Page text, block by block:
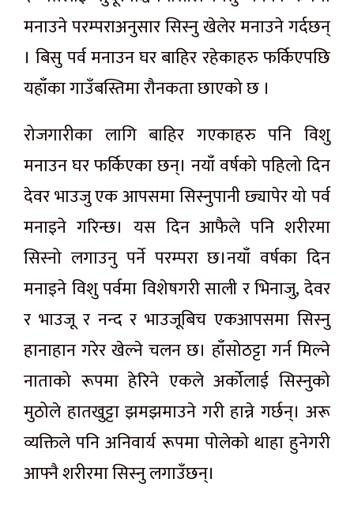
मनाउने परम्पराअनुसार सिस्नु खेलेर मनाउने गर्दछन्
। बिसु पर्व मनाउन घर बाहिर रहेकाहरु फर्किएपछि
यहाँका गाउँबस्तिमा रौनकता छाएको छ ।
रोजगारीका लागि बाहिर गएकाहरु पनि विशु
मनाउन घर फर्किएका छन्। नयाँ वर्षको पहिलो दिन
देवर भाउजु एक आपसमा सिस्नुपानी छ्यापेर यो पर्व
मनाइने गरिन्छ। यस दिन आफैले पनि शरीरमा
सिस्नो लगाउनु पर्ने परम्परा छ।नयाँ वर्षका दिन
मनाइने विशु पर्वमा विशेषगरी साली र भिनाजु, देवर
र भाउजू र नन्द र भाउजूबिच एकआपसमा सिस्नु
हानाहान गरेर खेल्ने चलन छ। हाँसोठट्टा गर्न मिल्ने
नाताको रूपमा हेरिने एकले अर्कोलाई सिस्नुको
मुठोले हातखुट्टा झमझमाउने गरी हान्ने गर्छन्। अरू
व्यक्तिले पनि अनिवार्य रूपमा पोलेको थाहा हुनेगरी
आफ्नै शरीरमा सिस्नु लगाउँछन्।